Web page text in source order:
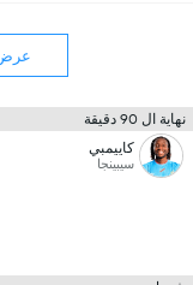
نهاية ال 90 دقيقة
كاييمبي
سيبينجا